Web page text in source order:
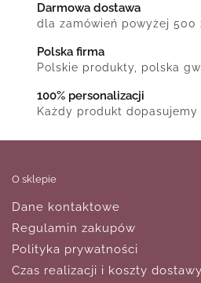
Darmowa dostawa
dla zamówień powyżej 500
Polska firma
Polskie produkty, polska
100% personalizacji
Każdy produkt
O sklepie
Dane kontaktowe
Regulamin zakupów
Polityka prywatności
Czas realizacji i koszty dostawy